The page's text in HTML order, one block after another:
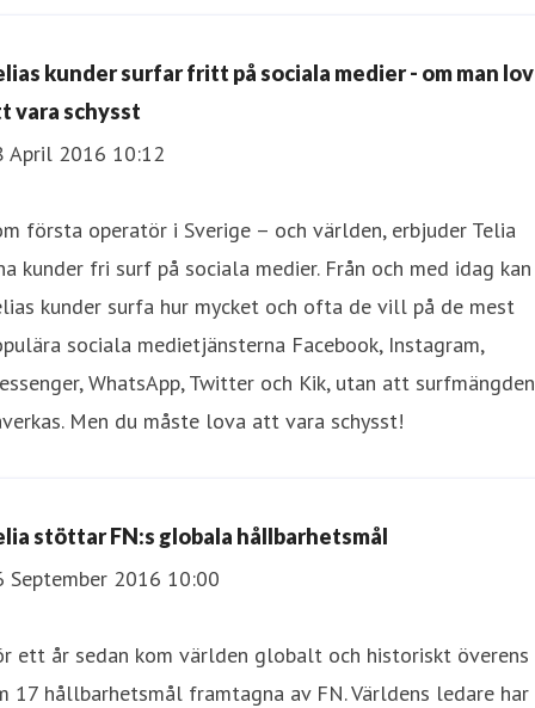
kunder surfar fritt på sociala medier - om man
vara schysst
April 2016 10:12
första operatör i Sverige – och världen, erbjuder Telia
kunder fri surf på sociala medier. Från och med idag kan
kunder surfa hur mycket och ofta de vill på de mest
sociala medietjänsterna Facebook, Instagram,
WhatsApp, Twitter och Kik, utan att surfmängden
Men du måste lova att vara schysst!
stöttar FN:s globala hållbarhetsmål
September 2016 10:00
ett år sedan kom världen globalt och historiskt överens
17 hållbarhetsmål framtagna av FN. Världens ledare har